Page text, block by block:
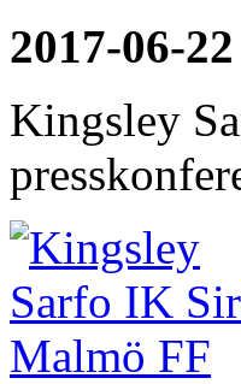
2017-06-
Kingsley